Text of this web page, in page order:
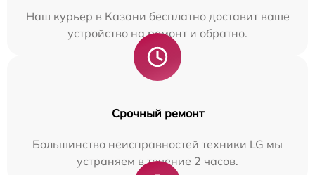
Наш курьер в Казани бесплатно доставит ваше
устройство на ремонт и обратно.
Срочный ремонт
Большинство неисправностей техники LG мы
устраняем в течение 2 часов.